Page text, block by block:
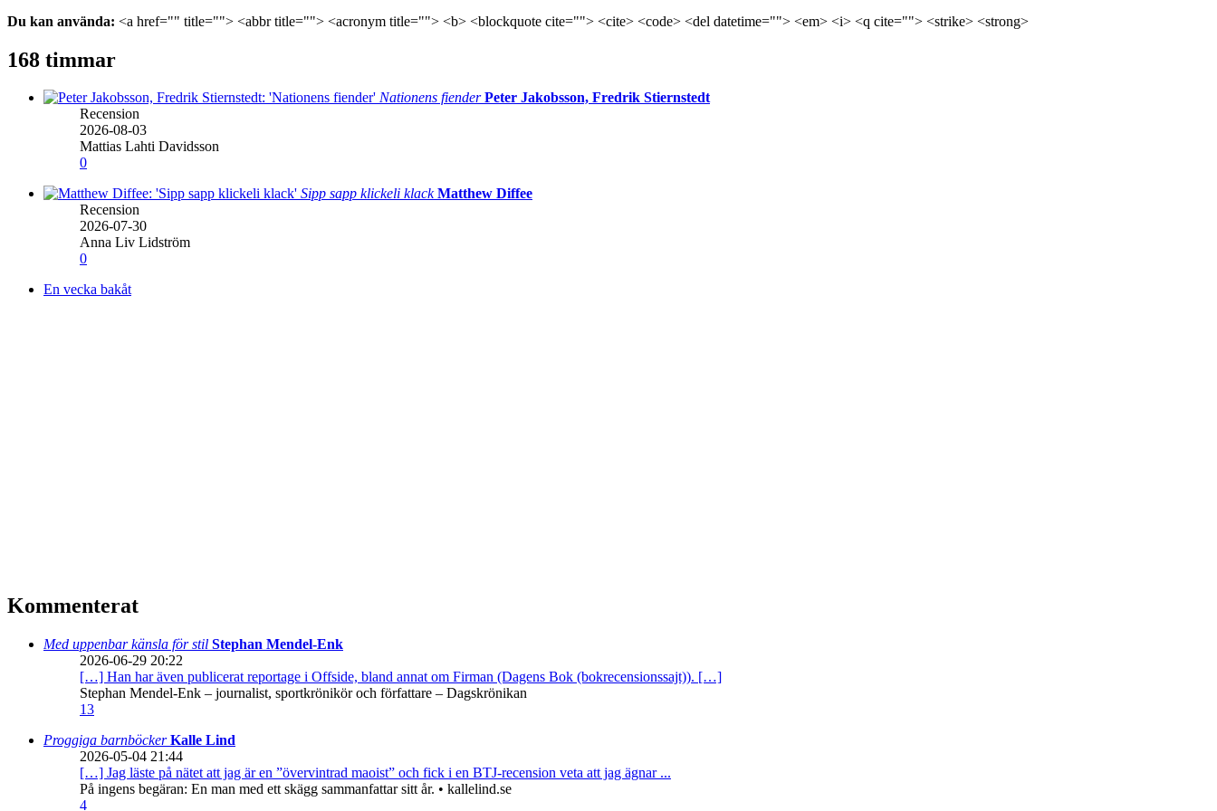
Du kan använda: <a href="" title=""> <abbr title=""> <acronym title=""> <b> <blockquote cite=""> <cite> <code> <del datetime=""> <em> <i> <q cite=""> <strike> <strong>
168 timmar
Nationens fiender Peter Jakobsson, Fredrik Stiernstedt
Recension
2026-08-03
Mattias Lahti Davidsson
0
Sipp sapp klickeli klack Matthew Diffee
Recension
2026-07-30
Anna Liv Lidström
0
En vecka bakåt
Kommenterat
Med uppenbar känsla för stil Stephan Mendel-Enk
2026-06-29 20:22
[…] Han har även publicerat reportage i Offside, bland annat om Firman (Dagens Bok (bokrecensionssajt)). […]
Stephan Mendel-Enk – journalist, sportkrönikör och författare – Dagskrönikan
13
Proggiga barnböckerKalle Lind
2026-05-04 21:44
[…] Jag läste på nätet att jag är en ”övervintrad maoist” och fick i en BTJ-recension veta att jag ägnar ...
På ingens begäran: En man med ett skägg sammanfattar sitt år. • kallelind.se
4